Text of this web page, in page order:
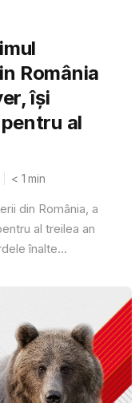
România
își
al
< 1 min
din România, a
al treilea an
înalte...